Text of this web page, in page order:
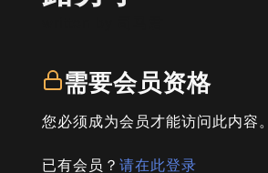
需要会员资格
您必须成为会员才能访问此内容。
已有会员？ 请在此登录